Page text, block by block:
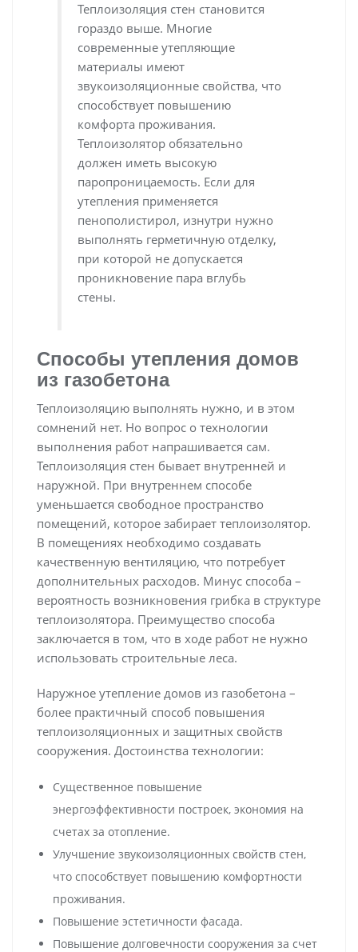
Теплоизоляция стен становится
гораздо выше. Многие
современные утепляющие
материалы имеют
звукоизоляционные свойства, что
способствует повышению
комфорта проживания.
Теплоизолятор обязательно
должен иметь высокую
паропроницаемость. Если для
утепления применяется
пенополистирол, изнутри нужно
выполнять герметичную отделку,
при которой не допускается
проникновение пара вглубь
стены.
Способы утепления домов
из газобетона
Теплоизоляцию выполнять нужно, и в этом
сомнений нет. Но вопрос о технологии
выполнения работ напрашивается сам.
Теплоизоляция стен бывает внутренней и
наружной. При внутреннем способе
уменьшается свободное пространство
помещений, которое забирает теплоизолятор.
В помещениях необходимо создавать
качественную вентиляцию, что потребует
дополнительных расходов. Минус способа –
вероятность возникновения грибка в структуре
теплоизолятора. Преимущество способа
заключается в том, что в ходе работ не нужно
использовать строительные леса.
Наружное утепление домов из газобетона –
более практичный способ повышения
теплоизоляционных и защитных свойств
сооружения. Достоинства технологии:
Существенное повышение
энергоэффективности построек, экономия на
счетах за отопление.
Улучшение звукоизоляционных свойств стен,
что способствует повышению комфортности
проживания.
Повышение эстетичности фасада.
Повышение долговечности сооружения за счет